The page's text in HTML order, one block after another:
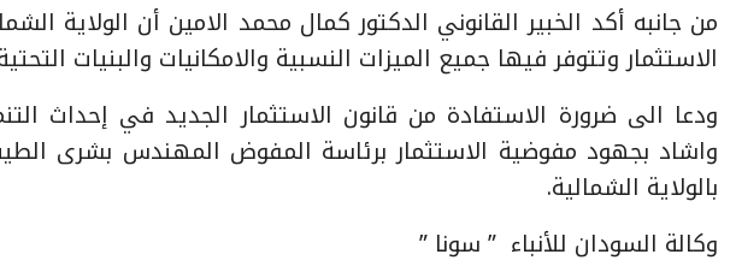
من جانبه أكد الخبير القانوني الدكتور كمال محمد الامين أن الولاية
الاستثمار وتتوفر فيها جميع الميزات النسبية والامكانيات والبنيات
ودعا الى ضرورة الاستفادة من قانون الاستثمار الجديد في إحداث
واشاد بجهود مفوضية الاستثمار برئاسة المفوض المهندس بشرى
بالولاية الشمالية.
وكالة السودان للأنباء ” سونا ”